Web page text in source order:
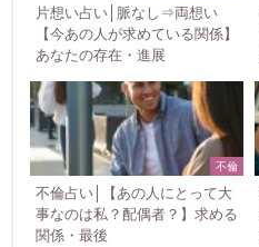
片想い占い│脈なし⇒両想い
【今あの人が求めている関係】
あなたの存在・進展
不倫
不倫占い│【あの人にとって大
事なのは私？配偶者？】求める
関係・最後